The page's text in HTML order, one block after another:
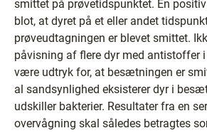
smittet på prøvetidspunktet. En
blot, at dyret på et eller andet
prøveudtagningen er blevet smittet.
påvisning af flere dyr med antistoffer
være udtryk for, at besætningen er
al sandsynlighed eksisterer dyr i
udskiller bakterier. Resultater fra en
overvågning skal således betragtes